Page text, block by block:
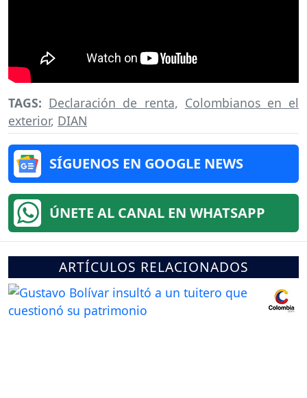
TAGS: Declaración de renta, Colombianos en el
exterior, DIAN
SÍGUENOS EN GOOGLE NEWS
ÚNETE AL CANAL EN WHATSAPP
ARTÍCULOS RELACIONADOS